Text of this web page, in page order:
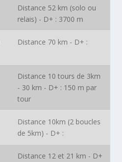
Distance 52 km (solo ou
relais) - D+ : 3700 m
Distance 70 km - D+ :
Distance 10 tours de 3km
- 30 km - D+ : 150 m par
tour
Distance 10km (2 boucles
de 5km) - D+ :
Distance 12 et 21 km - D+